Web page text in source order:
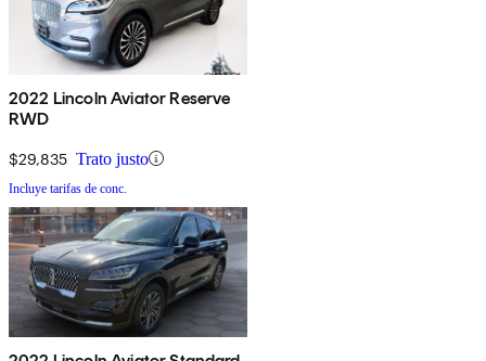
2022 Lincoln Aviator Reserve
RWD
$29,835 Trato justo
Incluye tarifas de conc.